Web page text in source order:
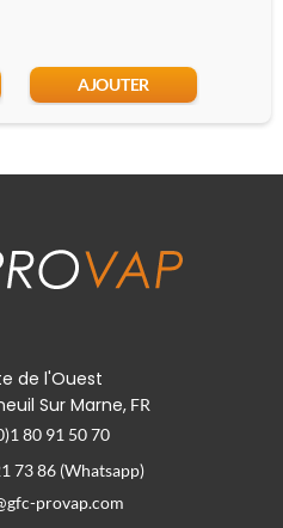
AJOUTER
de l'Ouest
Sur Marne,FR
80 91 50 70
73 86 (Whatsapp)
provap.com